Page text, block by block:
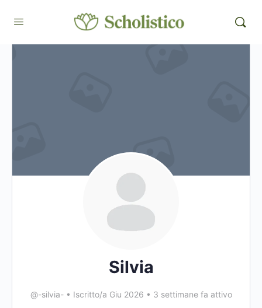
Silvia
@-silvia- • Iscritto/a Giu 2026 • 3 settimane fa attivo